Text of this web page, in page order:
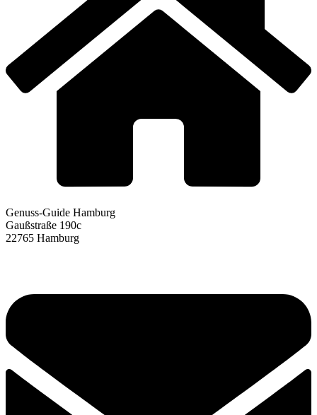
Genuss-Guide Hamburg
Gaußstraße 190c
22765 Hamburg